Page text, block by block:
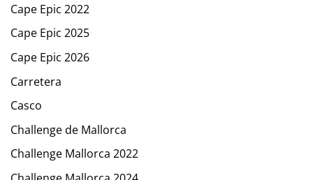
Cape Epic 2022
Cape Epic 2025
Cape Epic 2026
Carretera
Casco
Challenge de Mallorca
Challenge Mallorca 2022